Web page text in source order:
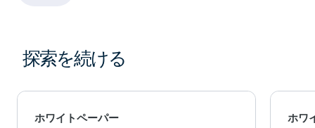
探索を続ける
ホワイトペーパー ホワ